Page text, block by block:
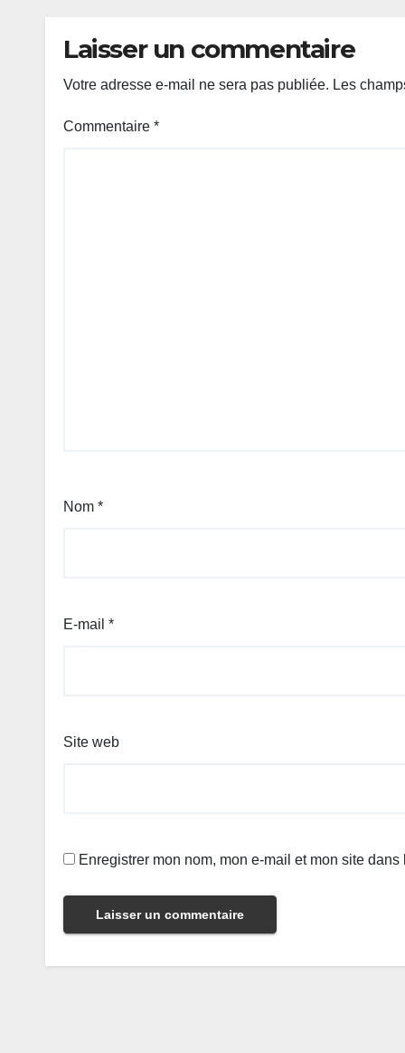
Laisser un commentaire
Votre adresse e-mail ne sera pas publiée. Les
Commentaire *
Nom *
E-mail *
Site web
Enregistrer mon nom, mon e-mail et mon site